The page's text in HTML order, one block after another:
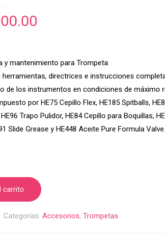
y mantenimiento para Trompeta
herramientas, directrices e instrucciones
de los instrumentos en condiciones de máximo
por HE75 Cepillo Flex, HE185 Spitballs,
Trapo Pulidor, HE84 Cepillo para Boquillas,
Slide Grease y HE448 Aceite Pure Formula Valve.
carrito
Categorías: Accesorios, Trompetas